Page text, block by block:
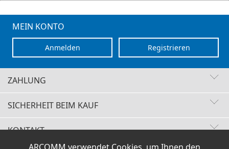
MEIN KONTO
Registrieren
Anmelden
ZAHLUNG
SICHERHEIT BEIM KAUF
KONTAKT